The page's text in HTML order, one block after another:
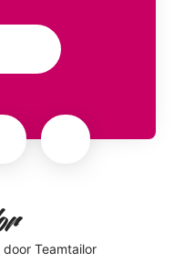
door Teamtailor